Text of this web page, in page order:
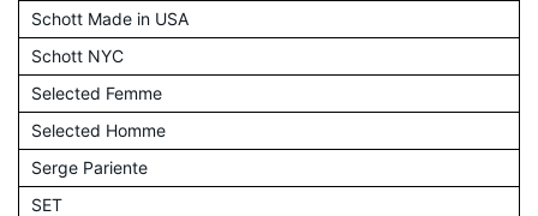
Schott Made in USA
Schott NYC
Selected Femme
Selected Homme
Serge Pariente
SET